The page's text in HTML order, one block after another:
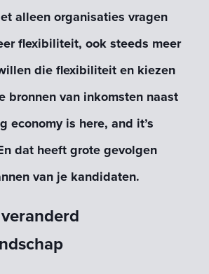
alleen organisaties vragen
flexibiliteit, ook steeds meer
die flexibiliteit en kiezen
bronnen van inkomsten naast
economy is here, and it’s
dat heeft grote gevolgen
van je kandidaten.